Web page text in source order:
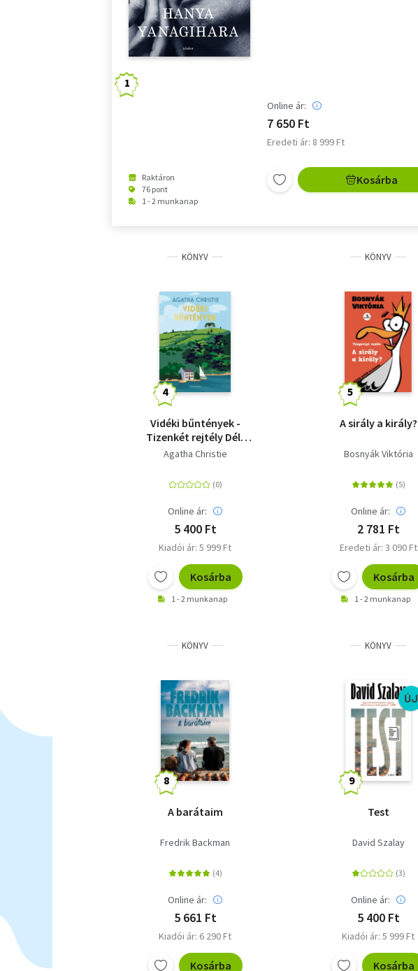
Raktáron
76 pont
1 - 2 munkanap
Online ár:
7 650 Ft
Eredeti ár: 8 999 Ft
Kosárba
KÖNYV
Vidéki bűntények -
Tizenkét rejtély Dél-
Angliából
Agatha Christie
Online ár:
5 400 Ft
Kiadói ár: 5 999 Ft
Kosárba
1 - 2 munkanap
KÖNYV
A sirály a király?
Bosnyák Viktória
Online ár:
2 781 Ft
Eredeti ár: 3 090 Ft
Kosárba
1 - 2 munkanap
KÖNYV
A barátaim
Fredrik Backman
Online ár:
5 661 Ft
Kiadói ár: 6 290 Ft
Kosárba
KÖNYV
ÚJ
Test
David Szalay
Online ár:
5 400 Ft
Kiadói ár: 5 999 Ft
Kosárba